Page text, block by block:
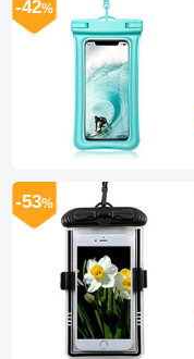
-42%
-53%